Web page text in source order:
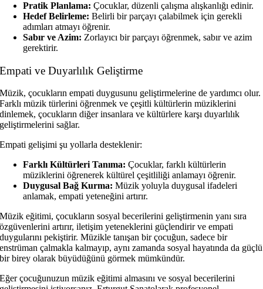
Pratik Planlama: Çocuklar, düzenli çalışma alışkanlığı edinir.
Hedef Belirleme: Belirli bir parçayı çalabilmek için gerekli
adımları atmayı öğrenir.
Sabır ve Azim: Zorlayıcı bir parçayı öğrenmek, sabır ve azim
gerektirir.
Empati ve Duyarlılık Geliştirme
Müzik, çocukların empati duygusunu geliştirmelerine de yardımcı olur.
Farklı müzik türlerini öğrenmek ve çeşitli kültürlerin müziklerini
dinlemek, çocukların diğer insanlara ve kültürlere karşı duyarlılık
geliştirmelerini sağlar.
Empati gelişimi şu yollarla desteklenir:
Farklı Kültürleri Tanıma: Çocuklar, farklı kültürlerin
müziklerini öğrenerek kültürel çeşitliliği anlamayı öğrenir.
Duygusal Bağ Kurma: Müzik yoluyla duygusal ifadeleri
anlamak, empati yeteneğini artırır.
Müzik eğitimi, çocukların sosyal becerilerini geliştirmenin yanı sıra
özgüvenlerini artırır, iletişim yeteneklerini güçlendirir ve empati
duygularını pekiştirir. Müzikle tanışan bir çocuğun, sadece bir
enstrüman çalmakla kalmayıp, aynı zamanda sosyal hayatında da güçlü
bir birey olarak büyüdüğünü görmek mümkündür.
Eğer çocuğunuzun müzik eğitimi almasını ve sosyal becerilerini